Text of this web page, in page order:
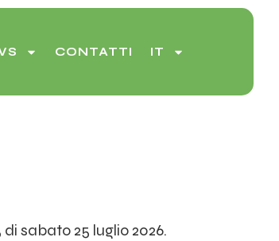
CONTATTI IT
sabato 25 luglio 2026.